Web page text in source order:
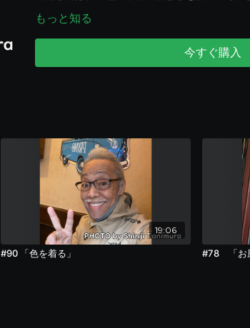
ラジテレメッセージの応募はこちら
もっと知る
今すぐ購入
19:06
#90 「色を着る」 #78 「お